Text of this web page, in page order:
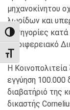
TOGGLE HIGH
TOGGLE FONT SIZE
μηχανοκίνητου
λωρίδων και
κατηγορίες
Περιφερειακό
Η
εγγύηση 100.000
διαβατήριό της
δικαστής